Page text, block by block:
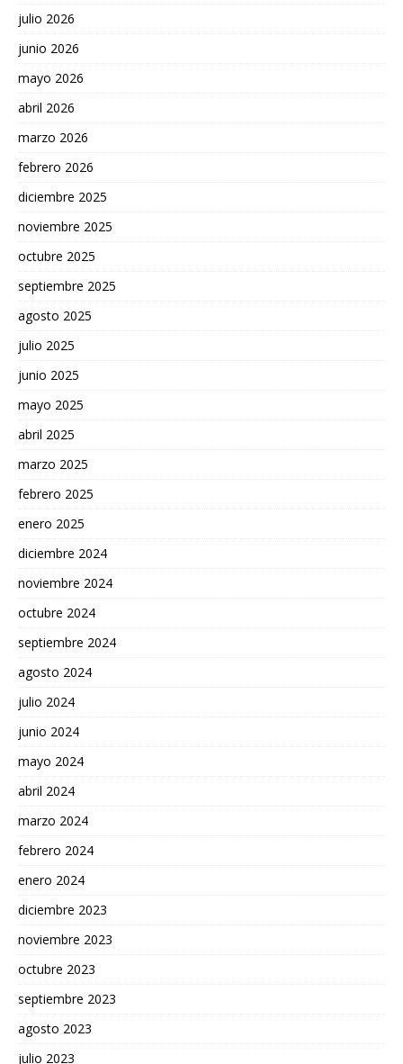
julio 2026
junio 2026
mayo 2026
abril 2026
marzo 2026
febrero 2026
diciembre 2025
noviembre 2025
octubre 2025
septiembre 2025
agosto 2025
julio 2025
junio 2025
mayo 2025
abril 2025
marzo 2025
febrero 2025
enero 2025
diciembre 2024
noviembre 2024
octubre 2024
septiembre 2024
agosto 2024
julio 2024
junio 2024
mayo 2024
abril 2024
marzo 2024
febrero 2024
enero 2024
diciembre 2023
noviembre 2023
octubre 2023
septiembre 2023
agosto 2023
julio 2023